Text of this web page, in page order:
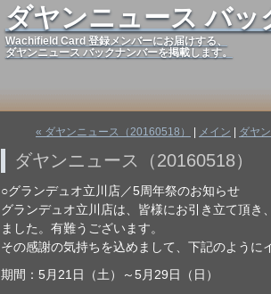
ダヤンニュース バッ
Wachifield Card 登録メンバーにお届けする、
ダヤンニュース バックナンバーを掲載します。
« ダヤンニュース（20160518） メイン ダヤ
ダヤンニュース（20160518）
○グランデュオ立川店／5周年祭のお知らせ
グランデュオ立川店は、皆様にお引き立て頂き
ました。有難うございます。
その感謝の気持ちを込めまして、下記のように
期間：5月21日（土）～5月29日（日）